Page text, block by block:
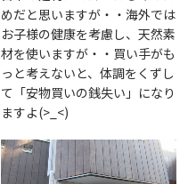
めだと思いますが・・海外では
お子様の健康を考慮し、天然素
材を使いますが・・買い手がも
っと考えないと、体調をくずし
て「安物買いの銭失い」になり
ますよ(>_<)